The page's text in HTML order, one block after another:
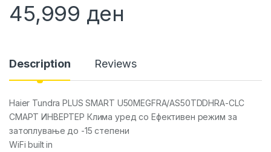
45,999 ден
Description Reviews
Haier Tundra PLUS SMART U50MEGFRA/AS50TDDHRA-CLC
СМАРТ ИНВЕРТЕР Клима уред со Ефективен режим за
затоплување до -15 степени
WiFi built in